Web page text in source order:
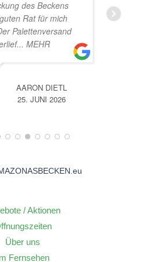
A
14. JUNI 2026
/ Aktionen
Über uns
Fernsehen